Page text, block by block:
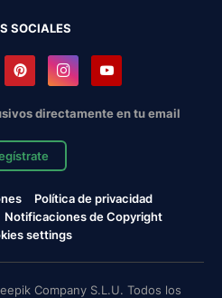
SOCIALES
directamente en tu email
Política de privacidad
Notificaciones de Copyright
settings
Company S.L.U. Todos los